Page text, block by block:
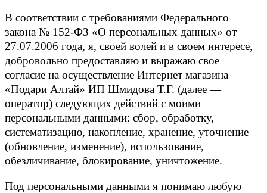
В соответствии с требованиями Федерального
закона № 152-ФЗ «О персональных данных» от
27.07.2006 года, я, своей волей и в своем интересе,
добровольно предоставляю и выражаю свое
согласие на осуществление Интернет магазина
«Подари Алтай» ИП Шмидова Т.Г. (далее —
оператор) следующих действий с моими
персональными данными: сбор, обработку,
систематизацию, накопление, хранение, уточнение
(обновление, изменение), использование,
обезличивание, блокирование, уничтожение.
Под персональными данными я понимаю любую